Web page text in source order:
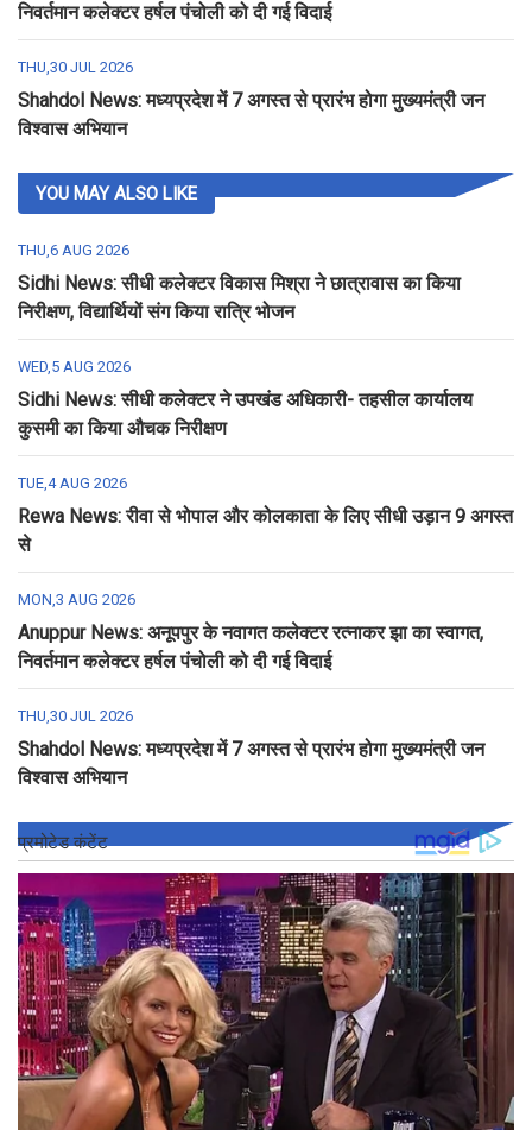
निवर्तमान कलेक्टर हर्षल पंचोली को दी गई विदाई
THU,30 JUL 2026
Shahdol News: मध्यप्रदेश में 7 अगस्त से प्रारंभ होगा मुख्यमंत्री जन
विश्वास अभियान
YOU MAY ALSO LIKE
THU,6 AUG 2026
Sidhi News: सीधी कलेक्टर विकास मिश्रा ने छात्रावास का किया
निरीक्षण, विद्यार्थियों संग किया रात्रि भोजन
WED,5 AUG 2026
Sidhi News: सीधी कलेक्टर ने उपखंड अधिकारी- तहसील कार्यालय
कुसमी का किया औचक निरीक्षण
TUE,4 AUG 2026
Rewa News: रीवा से भोपाल और कोलकाता के लिए सीधी उड़ान 9 अगस्त
से
MON,3 AUG 2026
Anuppur News: अनूपपुर के नवागत कलेक्टर रत्नाकर झा का स्वागत,
निवर्तमान कलेक्टर हर्षल पंचोली को दी गई विदाई
THU,30 JUL 2026
Shahdol News: मध्यप्रदेश में 7 अगस्त से प्रारंभ होगा मुख्यमंत्री जन
विश्वास अभियान